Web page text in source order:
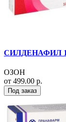
СИЛДЕНАФИЛ
ОЗОН
от 499.00 р.
Под заказ